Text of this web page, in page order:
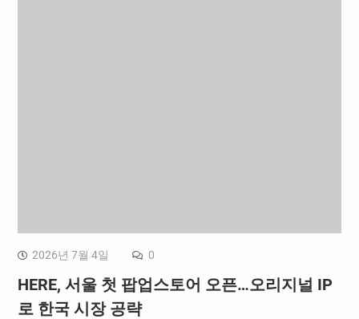
2026년 7월 4일 0
HERE, 서울 첫 팝업스토어 오픈…오리지널 IP
로 한국 시장 공략